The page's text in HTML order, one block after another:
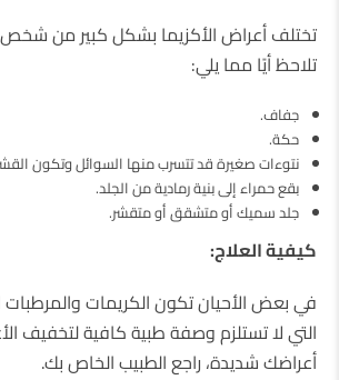
تختلف أعراض الأكزيما بشكل كبير من
تلاحظ أيًا مما يلي:
جفاف.
حكة.
نتوءات صغيرة قد تتسرب منها السوائل وتكون
بقع حمراء إلى بنية رمادية من الجلد.
جلد سميك أو متشقق أو متقشر.
كيفية العلاج:
في بعض الأحيان تكون الكريمات
التي لا تستلزم وصفة طبية كافية لتخفيف
أعراضك شديدة، راجع الطبيب الخاص بك.